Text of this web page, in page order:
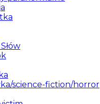
science-fiction/horror